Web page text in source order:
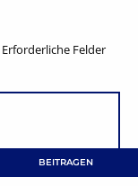
BEITRAGEN
Erforderliche Felder